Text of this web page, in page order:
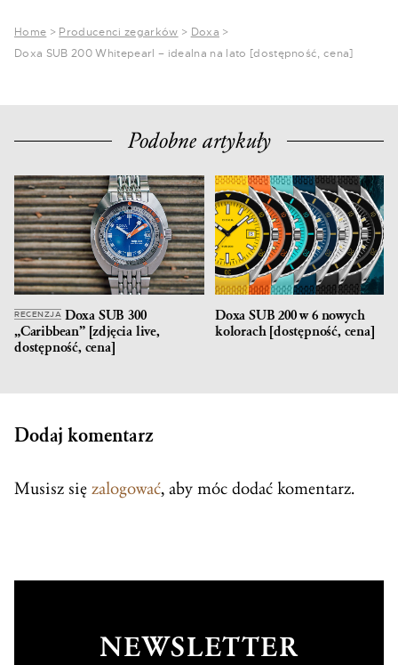
Home > Producenci zegarków > Doxa >
Doxa SUB 200 Whitepearl – idealna na lato [dostępność, cena]
Podobne artykuły
RECENZJA Doxa SUB 300
„Caribbean” [zdjęcia live,
dostępność, cena]
Doxa SUB 200 w 6 nowych
kolorach [dostępność, cena]
Dodaj komentarz
Musisz się zalogować, aby móc dodać komentarz.
NEWSLETTER